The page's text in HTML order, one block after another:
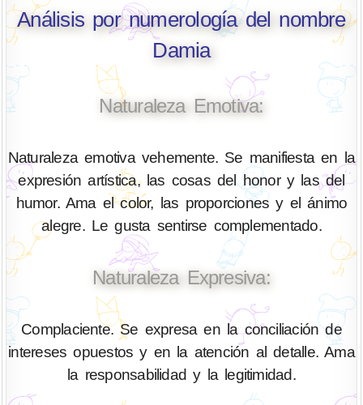
Análisis por numerología del nombre
Damia
Naturaleza Emotiva:
Naturaleza emotiva vehemente. Se manifiesta en la
expresión artística, las cosas del honor y las del
humor. Ama el color, las proporciones y el ánimo
alegre. Le gusta sentirse complementado.
Naturaleza Expresiva:
Complaciente. Se expresa en la conciliación de
intereses opuestos y en la atención al detalle. Ama
la responsabilidad y la legitimidad.